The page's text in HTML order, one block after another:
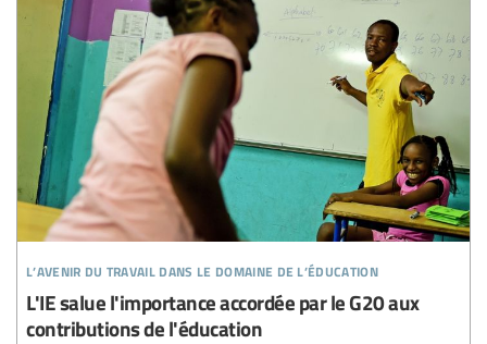
l’avenir du travail dans le domaine de l’éducation
L'IE salue l'importance accordée par le G20 aux
contributions de l'éducation